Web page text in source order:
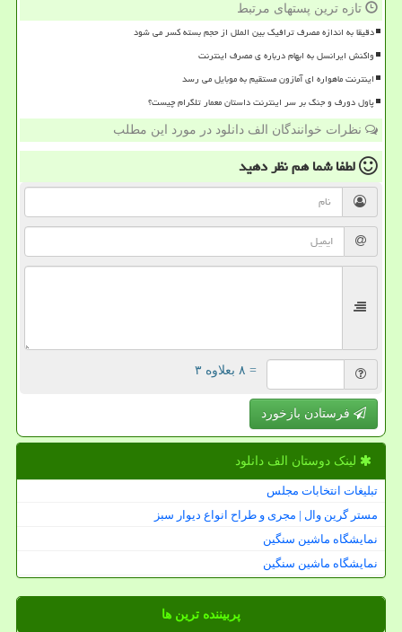
تازه ترین پستهای مرتبط
دقیقا به اندازه مصرف ترافیک بین الملل از حجم بسته کسر می شود
واکنش ایرانسل به ابهام درباره ی مصرف اینترنت
اینترنت ماهواره ای آمازون مستقیم به موبایل می رسد
پاول دورف و جنگ بر سر اینترنت داستان معمار تلگرام چیست؟
نظرات خوانندگان الف دانلود در مورد این مطلب
لطفا شما همنظر دهید
= ۸ بعلاوه ۳
فرستادن بازخورد
لینک دوستان الف دانلود
تبلیغات انتخابات مجلس
مستر گرین وال | مجری و طراح انواع دیوار سبز
نمایشگاه ماشین سنگین
نمایشگاه ماشین سنگین
پربیننده ترین ها